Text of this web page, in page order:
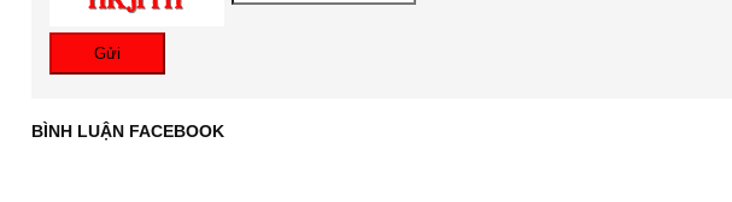
Gửi
BÌNH LUẬN FACEBOOK